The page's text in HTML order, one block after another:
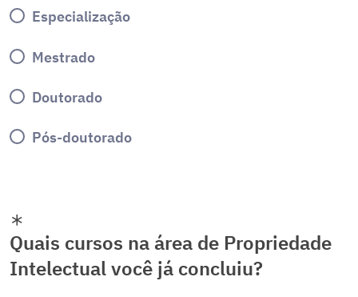
Especialização
Mestrado
Doutorado
Pós-doutorado
Quais cursos na área de Propriedade
Intelectual você já concluiu?